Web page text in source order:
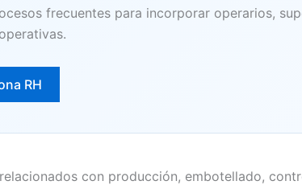
frecuentes para incorporar operarios,
RH
con producción, embotellado,